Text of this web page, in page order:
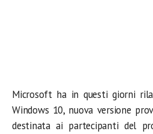
Microsoft ha in questi giorni
Windows 10, nuova versione
destinata ai partecipanti del